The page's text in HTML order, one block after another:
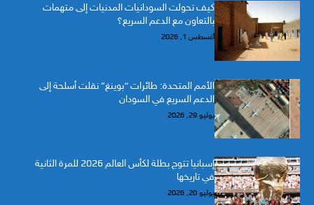
كيف تحولت السودانيات المدنيات إلى متهمات
بالتعاون مع الدعم السريع؟
أغسطس 1, 2026
الأمم المتحدة: طائرات “بوينغ” نقلت أسلحة إلى
الدعم السريع في السودان
يوليو 29, 2026
إسبانيا تتوج بطلة لكأس العالم 2026 للمرة الثانية
في تاريخها
يوليو 20, 2026